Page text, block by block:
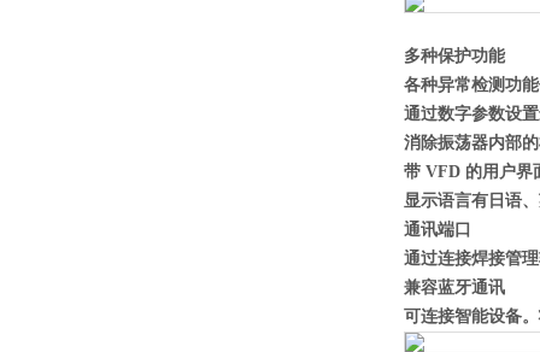
多种保护功能
各种异常检测功
通过数字参数设
消除振荡器内部
带 VFD 的用户界
显示语言有日语
通讯端口
通过连接焊接管
兼容蓝牙通讯
可连接智能设备